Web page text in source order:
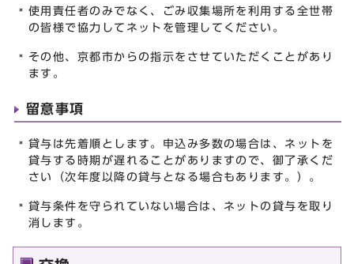
使用責任者のみでなく、ごみ収集場所を利用する全世帯
の皆様で協力してネットを管理してください。
その他、京都市からの指示をさせていただくことがあり
ます。
留意事項
貸与は先着順とします。申込み多数の場合は、ネットを
貸与する時期が遅れることがありますので、御了承くだ
さい（次年度以降の貸与となる場合もあります。）。
貸与条件を守られていない場合は、ネットの貸与を取り
消します。